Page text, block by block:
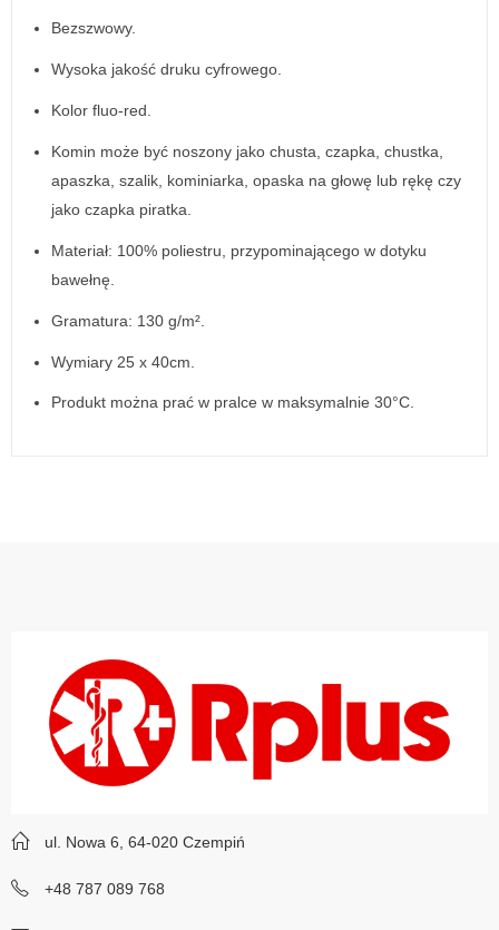
Bezszwowy.
Wysoka jakość druku cyfrowego.
Kolor fluo-red.
Komin może być noszony jako chusta, czapka, chustka,
apaszka, szalik, kominiarka, opaska na głowę lub rękę czy
jako czapka piratka.
Materiał: 100% poliestru, przypominającego w dotyku
bawełnę.
Gramatura: 130 g/m².
Wymiary 25 x 40cm.
Produkt można prać w pralce w maksymalnie 30°C.
ul. Nowa 6, 64-020 Czempiń
+48 787 089 768